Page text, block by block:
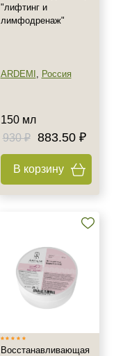
"лифтинг и
лимфодренаж"
ARDEMI , Россия
150 мл
930 ₽
883.50 ₽
В корзину
Восстанавливающая